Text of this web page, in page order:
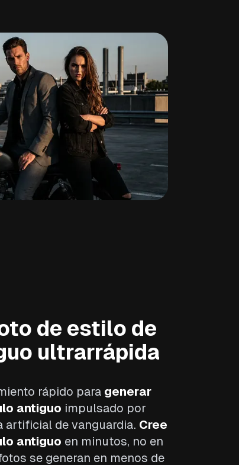
de estilo de
ultrarrápida
rápido para generar
antiguo impulsado por
artificial de vanguardia. Cree
antiguo en minutos, no en
se generan en menos de